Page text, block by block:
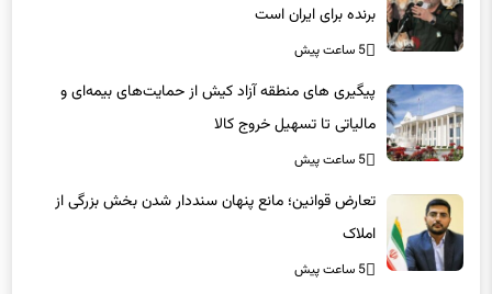
برنده برای ایران است
5 ساعت پیش
پیگیری های منطقه آزاد کیش از حمایت‌های بیمه‌ای و
مالیاتی تا تسهیل خروج کالا
5 ساعت پیش
تعارض قوانین؛ مانع پنهان سنددار شدن بخش بزرگی از
املاک
5 ساعت پیش